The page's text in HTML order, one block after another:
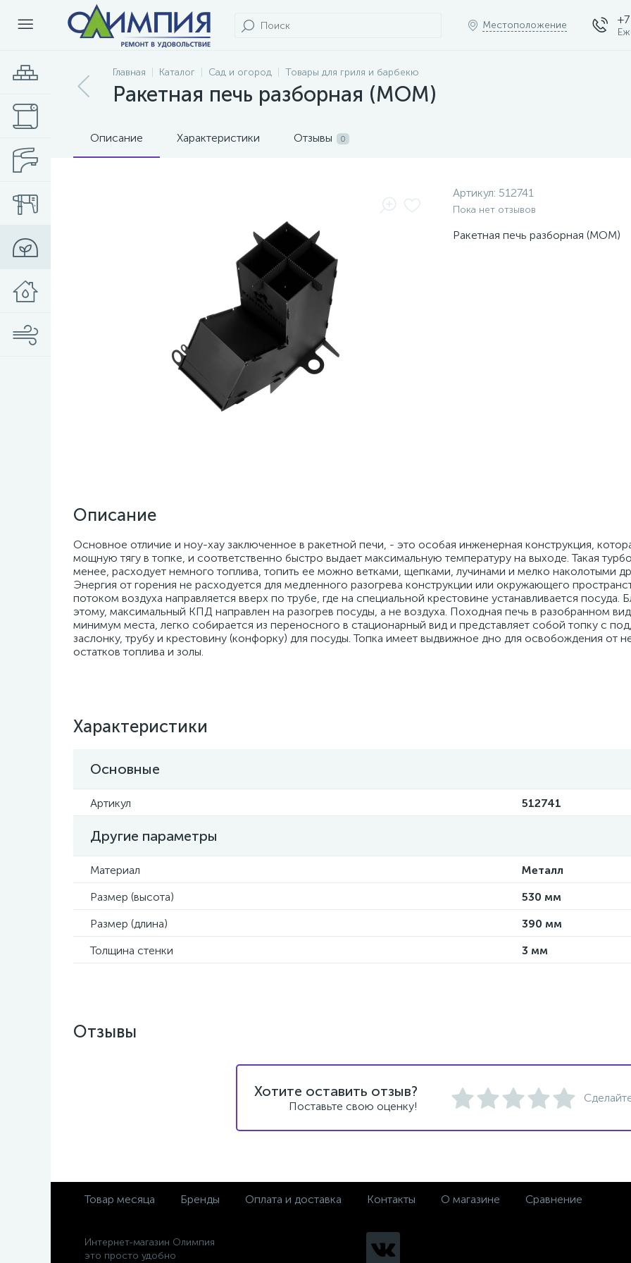
Местоположение
Главная Каталог Сад и огород Товары для гриля и барбекю
Ракетная печь разборная (МОМ)
Описание Характеристики Отзывы 0
Артикул: 512741
Пока нет отзывов
Ракетная печь разборная (МОМ)
Описание
Основное отличие и ноу-хау заключенное в ракетной печи, - это особая инженерная конструкция,
мощную тягу в топке, и соответственно быстро выдает максимальную температуру на выходе. Такая
менее, расходует немного топлива, топить ее можно ветками, щепками, лучинами и мелко наколотыми
Энергия от горения не расходуется для медленного разогрева конструкции или окружающего
потоком воздуха направляется вверх по трубе, где на специальной крестовине устанавливается посуда.
этому, максимальный КПД направлен на разогрев посуды, а не воздуха. Походная печь в разобранном
минимум места, легко собирается из переносного в стационарный вид и представляет собой топку с
заслонку, трубу и крестовину (конфорку) для посуды. Топка имеет выдвижное дно для освобождения от
остатков топлива и золы.
Характеристики
Основные
Артикул 512741
Другие параметры
Материал
Металл
Размер (высота)
530 мм
Размер (длина)
390 мм
Толщина стенки
3 мм
Отзывы
Хотите оставить отзыв?
Поставьте свою оценку!
Товар месяца Бренды Оплата и доставка Контакты О магазине Сравнение
Интернет-магазин Олимпия
это просто удобно